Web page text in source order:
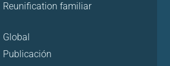
Reunification familiar
Global
Publicación